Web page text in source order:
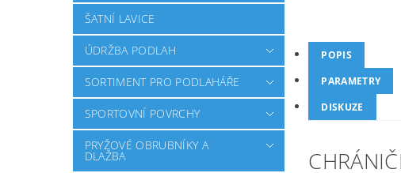
ŠATNÍ LAVICE
ÚDRŽBA PODLAH
SORTIMENT PRO PODLAHÁŘE
SPORTOVNÍ POVRCHY
PRYŽOVÉ OBRUBNÍKY A
DLAŽBA
POPIS
PARAMETRY
DISKUZE